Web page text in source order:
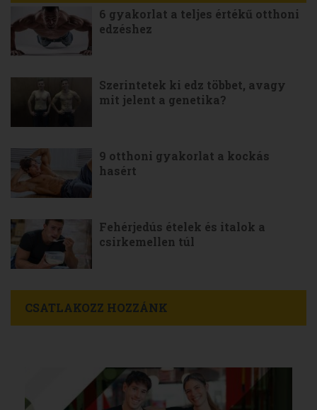
6 gyakorlat a teljes értékű otthoni
edzéshez
Szerintetek ki edz többet, avagy
mit jelent a genetika?
9 otthoni gyakorlat a kockás
hasért
Fehérjedús ételek és italok a
csirkemellen túl
CSATLAKOZZ HOZZÁNK